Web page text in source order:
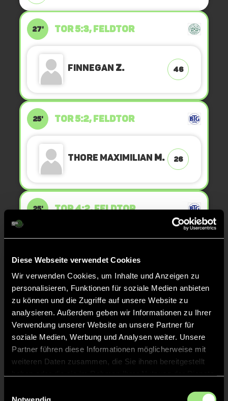
Diese Webseite verwendet Cookies
Wir verwenden Cookies, um Inhalte und Anzeigen zu
personalisieren, Funktionen für soziale Medien anbieten
zu können und die Zugriffe auf unsere Website zu
analysieren. Außerdem geben wir Informationen zu Ihrer
Verwendung unserer Website an unsere Partner für
soziale Medien, Werbung und Analysen weiter. Unsere
Partner führen diese Informationen möglicherweise mit
weiteren Daten zusammen, die Sie ihnen bereitgestellt
27' TOR 5:3, FELDTOR
Finnegan Z. 46
25' TOR 5:2, FELDTOR
Thore Maximilian M. 26
25' TOR 4:2, FELDTOR
JannisK. 49
20' KURZE ECKE